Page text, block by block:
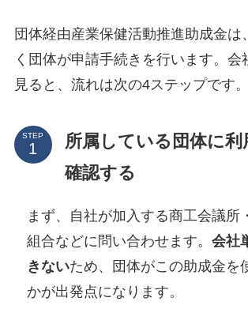
団体経由産業保健活動推進助成金は
く団体が申請手続きを行います。会
見ると、流れは次の4ステップです。
STEP
所属している団体に
確認する
まず、自社が加入する商工会議所
組合などに問い合わせます。 会社
きないため、団体がこの助成金を
かが出発点になります。